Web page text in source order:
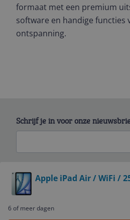
formaat met een premium
software en handige functies
ontspanning.
Apple iPad Air / WiFi /
6 of meer dagen
Schrijf je in voor onze
Service